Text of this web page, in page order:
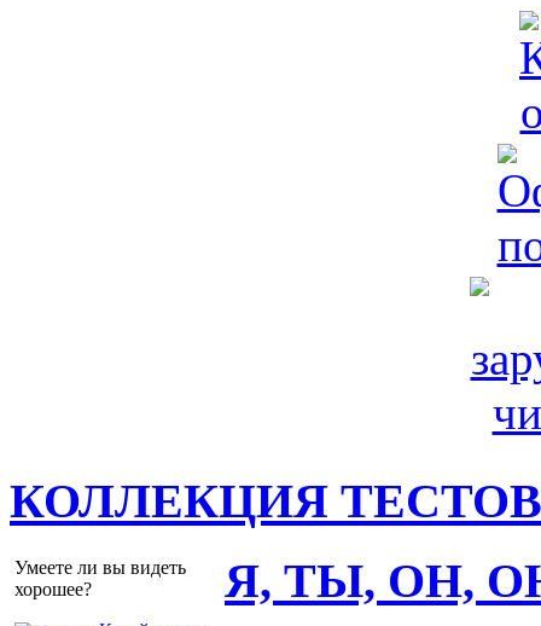
КОЛЛЕКЦИЯ ТЕСТОВ
Умеете ли вы видеть
хорошее?
Я, ТЫ, ОН,